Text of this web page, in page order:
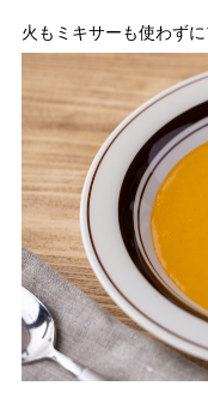
火もミキサーも使わず